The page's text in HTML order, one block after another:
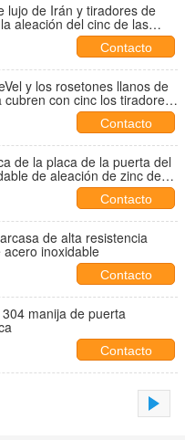
lujo de Irán y tiradores de
aleación del cinc de las
Contacto
y los rosetones llanos de
con cinc los tiradores
Contacto
de la placa de la puerta del
de aleación de zinc de
Contacto
de alta resistencia
inoxidable
Contacto
manija de puerta
Contacto